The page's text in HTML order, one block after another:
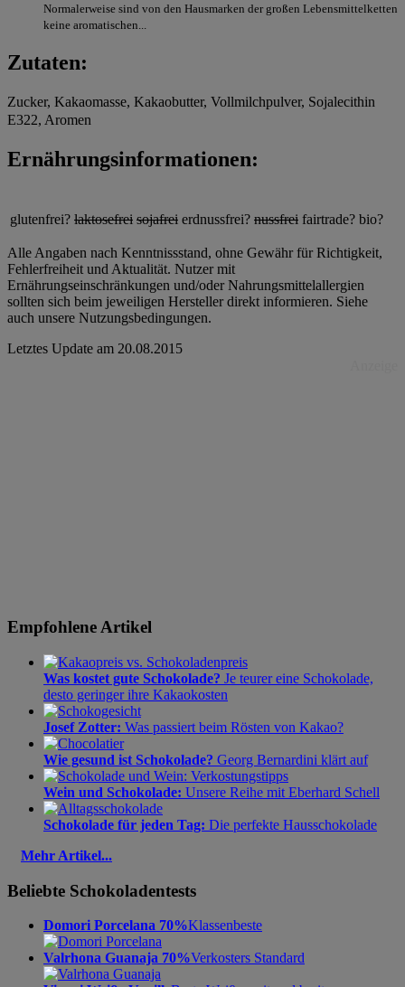
Normalerweise sind von den Hausmarken der großen Lebensmittelketten
keine aromatischen...
Zutaten:
Zucker, Kakaomasse, Kakaobutter, Vollmilchpulver, Sojalecithin
E322, Aromen
Ernährungsinformationen:
glutenfrei? laktosefrei sojafrei erdnussfrei? nussfrei fairtrade? bio?
Alle Angaben nach Kenntnissstand, ohne Gewähr für Richtigkeit,
Fehlerfreiheit und Aktualität. Nutzer mit
Ernährungseinschränkungen und/oder Nahrungsmittelallergien
sollten sich beim jeweiligen Hersteller direkt informieren. Siehe
auch unsere Nutzungsbedingungen.
Letztes Update am 20.08.2015
Empfohlene Artikel
Was kostet gute Schokolade? Je teurer eine Schokolade,
desto geringer ihre Kakaokosten
Josef Zotter: Was passiert beim Rösten von Kakao?
Wie gesund ist Schokolade? Georg Bernardini klärt auf
Wein und Schokolade: Unsere Reihe mit Eberhard Schell
Schokolade für jeden Tag: Die perfekte Hausschokolade
Mehr Artikel...
Beliebte Schokoladentests
Domori Porcelana 70%Klassenbeste
Valrhona Guanaja 70%Verkosters Standard